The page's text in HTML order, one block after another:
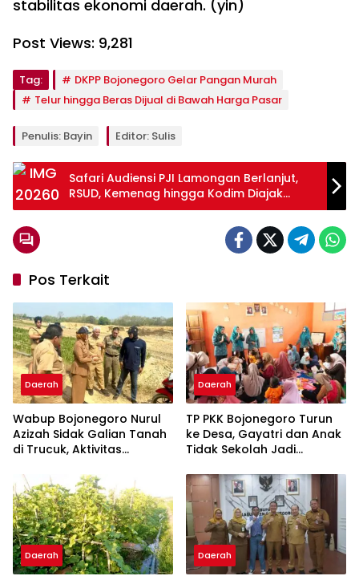
stabilitas ekonomi daerah. (yin)
Post Views: 9,281
Tag:
DKPP Bojonegoro Gelar Pangan Murah
Telur hingga Beras Dijual di Bawah Harga Pasar
Penulis: Bayin Editor: Sulis
Safari Audiensi PJI Lamongan Berlanjut,
RSUD, Kemenag hingga Kodim Diajak
Kolaborasi
Pos Terkait
Daerah
Wabup Bojonegoro Nurul
Azizah Sidak Galian Tanah
di Trucuk, Aktivitas
Daerah
TP PKK Bojonegoro Turun
ke Desa, Gayatri dan Anak
Tidak Sekolah Jadi
Daerah Daerah